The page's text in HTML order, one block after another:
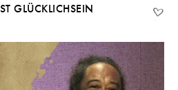
GLÜCKLICHSEIN